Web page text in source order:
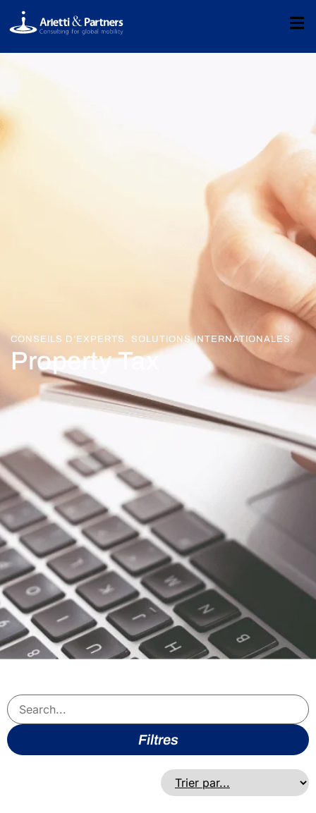
CONSEILS D’EXPERTS. SOLUTIONS INTERNATIONALES.
Property Tax
Filtres